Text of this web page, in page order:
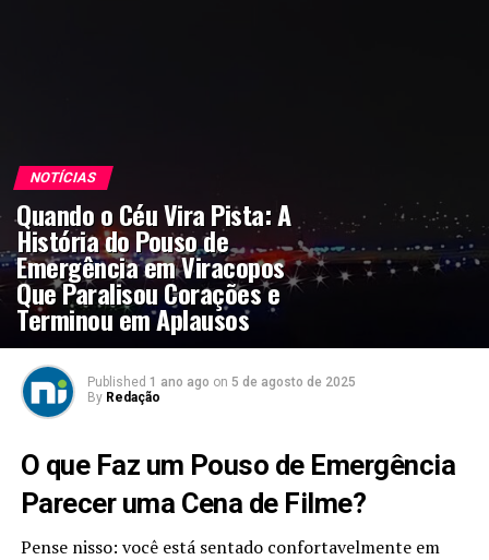
NOTÍCIAS
Quando o Céu Vira Pista: A
História do Pouso de
Emergência em Viracopos
Que Paralisou Corações e
Terminou em Aplausos
Published 1 ano ago on 5 de agosto de 2025
By Redação
O que Faz um Pouso de Emergência
Parecer uma Cena de Filme?
Pense nisso: você está sentado confortavelmente em